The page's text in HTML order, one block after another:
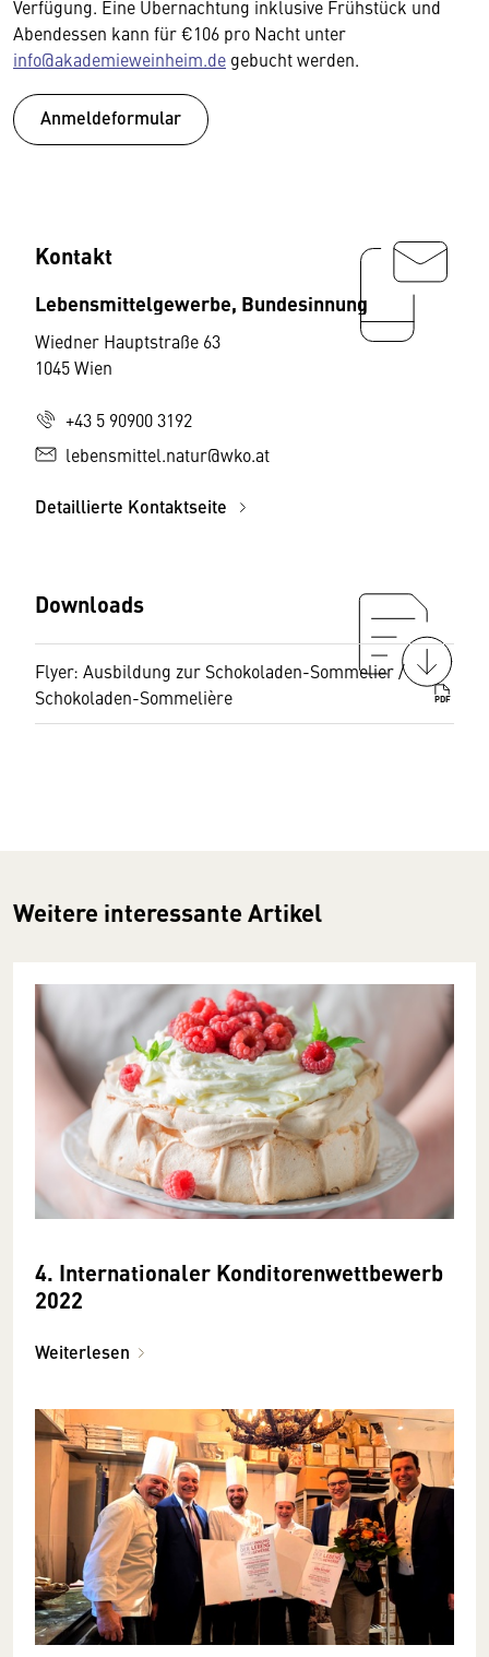
Verfügung. Eine Übernachtung inklusive Frühstück und
Abendessen kann für €106 pro Nacht unter
info@akademieweinheim.de gebucht werden.
Anmeldeformular
Kontakt
Lebensmittelgewerbe, Bundesinnung
Wiedner Hauptstraße 63
1045 Wien
+43 5 90900 3192
lebensmittel.natur@wko.at
Detaillierte Kontaktseite
Downloads
Flyer: Ausbildung zur Schokoladen-Sommelier /
Schokoladen-Sommelière
PDF
Weitere interessante Artikel
4. Internationaler Konditorenwettbewerb
2022
Weiterlesen